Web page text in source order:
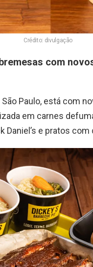
Crédito: divulgação
com
São Paulo, está com
em carnes
Daniel’s e pratos